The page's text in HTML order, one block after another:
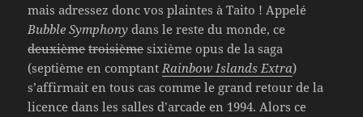
mais adressez donc vos plaintes à Taito ! Appelé
Bubble Symphony dans le reste du monde, ce
deuxième troisièmesixième opus de la saga
(septième en comptantRainbow Islands Extra)
s’affirmait en tous cas comme le grand retour de la
licence dans les salles d’arcade en 1994. Alors ce